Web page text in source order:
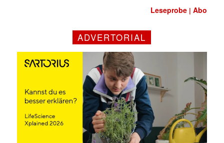
Leseprobe |Abo
ADVERTORIAL